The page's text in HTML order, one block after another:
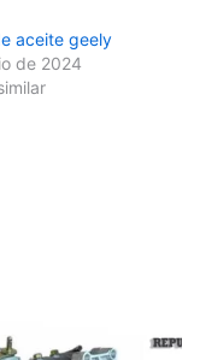
aceite geely
de 2024